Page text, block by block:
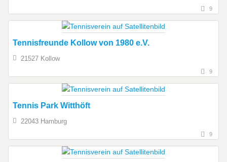
9
Tennisfreunde Kollow von 1980 e.V.
21527 Kollow
9
Tennis Park Witthöft
22043 Hamburg
9